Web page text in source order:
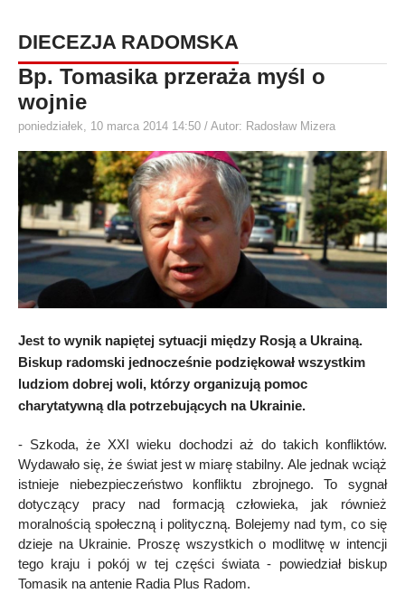
DIECEZJA RADOMSKA
Bp. Tomasika przeraża myśl o
wojnie
poniedziałek, 10 marca 2014 14:50 / Autor: Radosław Mizera
Jest to wynik napiętej sytuacji między Rosją a Ukrainą.
Biskup radomski jednocześnie podziękował wszystkim
ludziom dobrej woli, którzy organizują pomoc
charytatywną dla potrzebujących na Ukrainie.
- Szkoda, że XXI wieku dochodzi aż do takich konfliktów.
Wydawało się, że świat jest w miarę stabilny. Ale jednak wciąż
istnieje niebezpieczeństwo konfliktu zbrojnego. To sygnał
dotyczący pracy nad formacją człowieka, jak również
moralnością społeczną i polityczną. Bolejemy nad tym, co się
dzieje na Ukrainie. Proszę wszystkich o modlitwę w intencji
tego kraju i pokój w tej części świata - powiedział biskup
Tomasik na antenie Radia Plus Radom.